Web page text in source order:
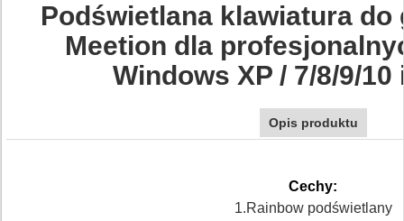
Podświetlana klawiatura do
Meetion dla
Windows XP / 7/8/9/10
Opis produktu
Cechy:
1.Rainbow podświetlany